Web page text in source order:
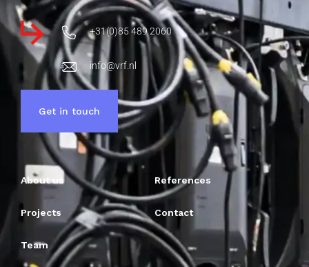
+31(0)85 489 2060
info@vrf.nl
Get in touch
About us References
Projects Contact
Team